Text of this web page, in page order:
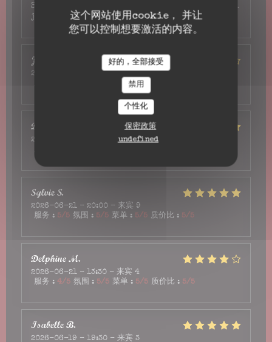
这个网站使用cookie， 并让
您可以控制想要激活的内容。
好的，全部接受
禁用
个性化
保密政策
undefined
Serveur très agréable et réactif super👍👍 j'ai
jamais mangé des moules aussi délicieuse
Jo
2026-06-28
- 13:00 - 来宾 2
菜单: 3/5
Denis
2026-06-27
- 12:45 - 来宾 2
SylvieS
2026-06-21 - 20:00 - 来宾 9
服务 : 5/5 氛围 : 5/5 菜单 : 5/5 质价比 : 5/5
DelphineM
2026-06-21 - 13:30 - 来宾 4
服务 : 4/5 氛围 : 5/5 菜单 : 5/5 质价比 : 5/5
IsabelleB
2026-06-19 - 19:30 - 来宾 3